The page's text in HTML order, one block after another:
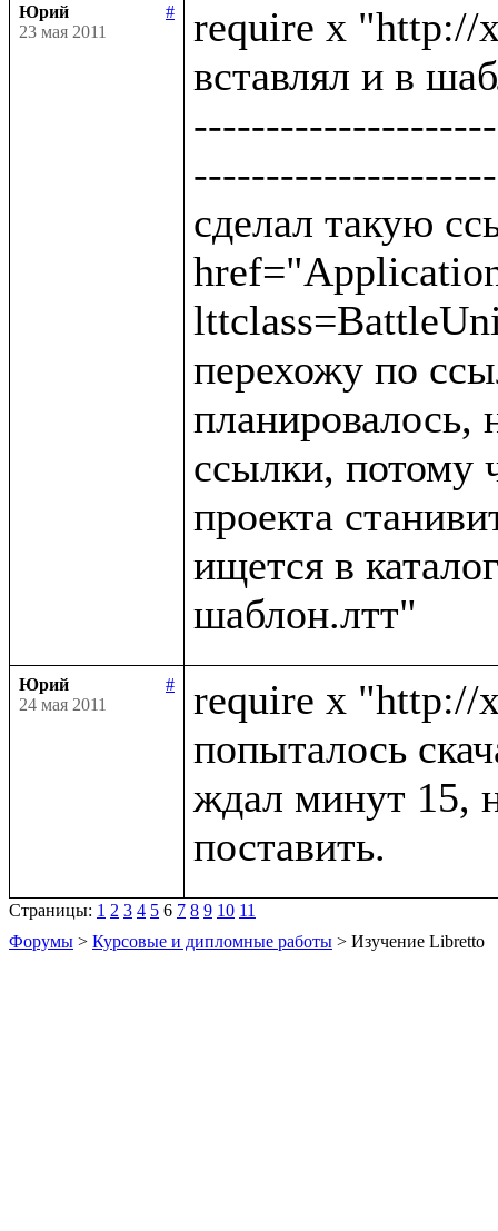
Юрий
#
23 мая 2011
require x "http://
вставлял и в
сделал такую
перехожу по
планировалось,
ссылки, потому
проекта
ищется в
Юрий
#
24 мая 2011
require x "http://
попыталось
ждал минут 15,
Страницы: 1 2 3 4 5 6 7 8 9 10 11
Форумы > Курсовые и дипломные работы > Изучение Libretto